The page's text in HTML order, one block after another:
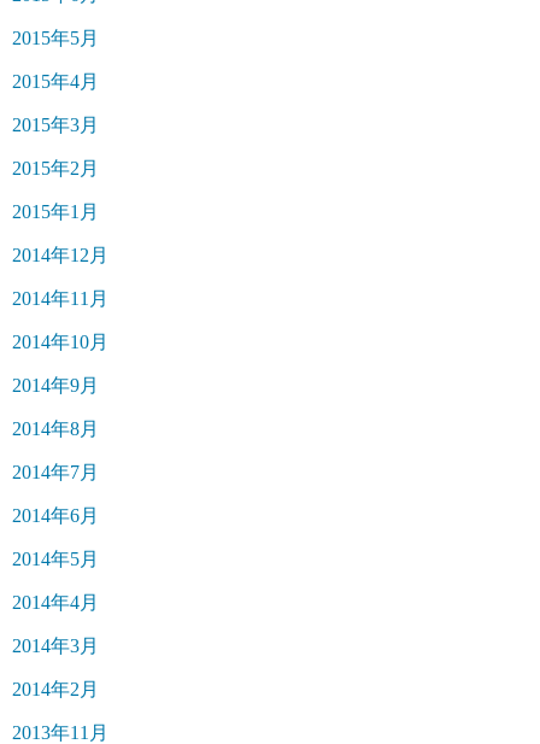
2015年5月
2015年4月
2015年3月
2015年2月
2015年1月
2014年12月
2014年11月
2014年10月
2014年9月
2014年8月
2014年7月
2014年6月
2014年5月
2014年4月
2014年3月
2014年2月
2013年11月